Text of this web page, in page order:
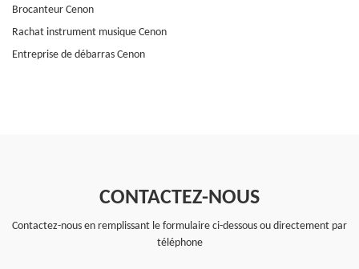
Brocanteur Cenon
Rachat instrument musique Cenon
Entreprise de débarras Cenon
CONTACTEZ-NOUS
Contactez-nous en remplissant le formulaire ci-dessous ou directement par
téléphone